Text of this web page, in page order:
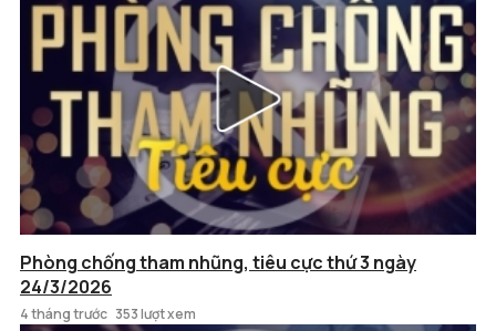
Phòng chống tham nhũng, tiêu cực thứ 3 ngày
24/3/2026
4 tháng trước 353 lượt xem